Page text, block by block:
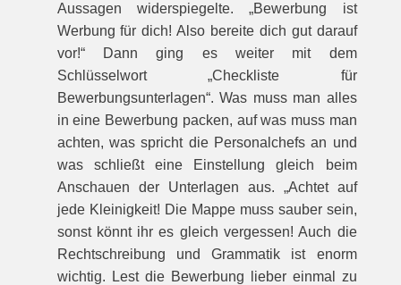
Aussagen widerspiegelte. „Bewerbung ist
Werbung für dich! Also bereite dich gut darauf
vor!“ Dann ging es weiter mit dem
Schlüsselwort „Checkliste für
Bewerbungsunterlagen“. Was muss man alles
in eine Bewerbung packen, auf was muss man
achten, was spricht die Personalchefs an und
was schließt eine Einstellung gleich beim
Anschauen der Unterlagen aus. „Achtet auf
jede Kleinigkeit! Die Mappe muss sauber sein,
sonst könnt ihr es gleich vergessen! Auch die
Rechtschreibung und Grammatik ist enorm
wichtig. Lest die Bewerbung lieber einmal zu